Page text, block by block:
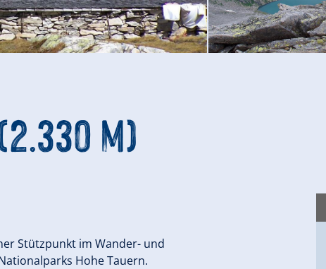
m)
Stützpunkt im Wander- und
Hohe Tauern.